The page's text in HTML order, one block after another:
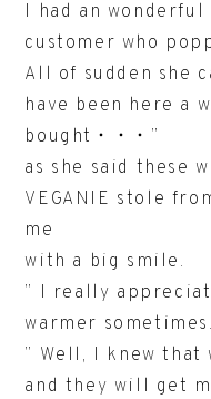
I had an
customer who
All of sudden she
have been here a
bought・・・”
as she said these
VEGANIE stole
me
with a big smile.
” I really
warmer
” Well, I knew
and they will get